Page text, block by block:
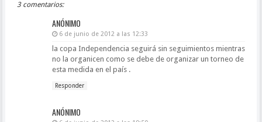
3 comentarios:
ANÓNIMO
6 de junio de 2012 a las 12:33
la copa Independencia seguirá sin seguimientos mientras
no la organicen como se debe de organizar un torneo de
esta medida en el país .
Responder
ANÓNIMO